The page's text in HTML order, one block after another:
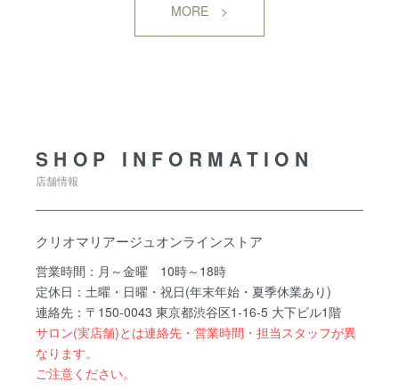
MORE >
SHOP INFORMATION
店舗情報
クリオマリアージュオンラインストア
営業時間：月～金曜 10時～18時
定休日：土曜・日曜・祝日(年末年始・夏季休業あり)
連絡先：〒150-0043 東京都渋谷区1-16-5 大下ビル1階
サロン(実店舗)とは連絡先・営業時間・担当スタッフが異
なります。
ご注意ください。